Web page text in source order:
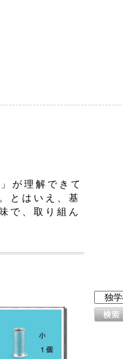
が理解できて
とはいえ、基
で、取り組ん